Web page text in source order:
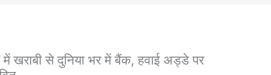
में खराबी से दुनिया भर में बैंक, हवाई अड्डे पर